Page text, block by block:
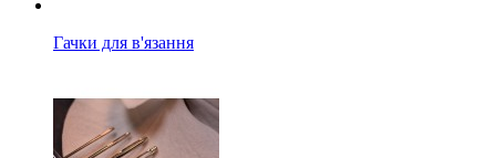
Гачки для в'язання